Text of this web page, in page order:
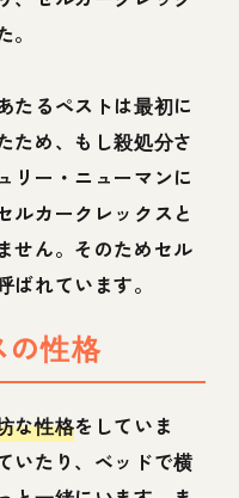
たるペストは最初に
ため、もし殺処分さ
リー・ニューマンに
ルカークレックスと
せん。そのためセル
ばれています。
の性格
な性格をしていま
いたり、ベッドで横